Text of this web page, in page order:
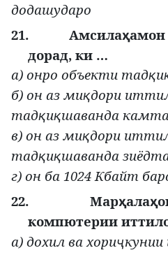
додашударо
21.
Амсилаҳ
дорад, ки …
а) онро объекти тадқи
б) он аз миқдори
тадқиқшаванда
в) он аз миқдори
тадқиқшаванда
г) он ба 1024 Кбайт
22.
Марҳалаҳ
компютерии
а) дохил ва хориҷ